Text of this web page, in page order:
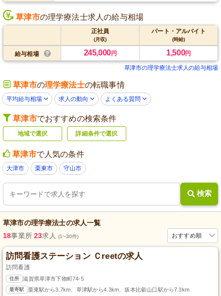
草津市の理学療法士求人の給与相場
正社員
(月収)
パート・アルバイト
(時給)
給与相場 245,000円 1,500円
草津市の理学療法士求人の給与相場
草津市の理学療法士の転職事情
平均給与相場 求人の動向 よくある質問
草津市でおすすめの検索条件
地域で選択 詳細条件で選択
草津市で人気の条件
大津市 栗東市 守山市
検索
草津市の理学療法士の求人一覧
おすすめ順
18事業所 23求人 (1~30件)
訪問看護ステーション Ｃreetの求人
訪問看護
住所 滋賀県草津市下物町74-5
最寄駅 栗東駅から3.7km、草津駅から4.3km、坂本比叡山口駅から7.3km